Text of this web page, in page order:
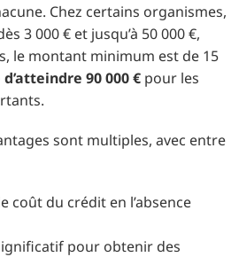
Chez certains organismes,
3 000 € et jusqu’à 50 000 €,
le montant minimum est de 15
90 000 € pour les
sont multiples, avec entre
coût du crédit en l’absence
pour obtenir des